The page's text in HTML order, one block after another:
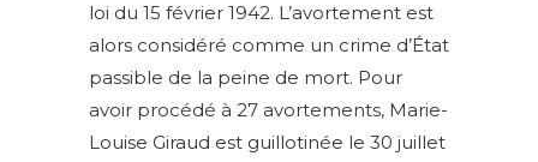
loi du 15 février 1942. L’avortement est
alors considéré comme un crime d’État
passible de la peine de mort. Pour
avoir procédé à 27 avortements, Marie-
Louise Giraud est guillotinée le 30 juillet